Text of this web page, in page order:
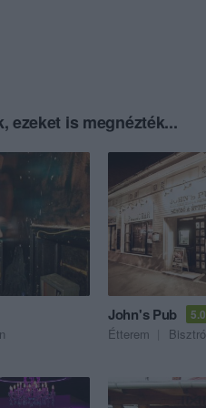
ezeket is megnézték...
John's Pub 5.0
Étterem Bisztró